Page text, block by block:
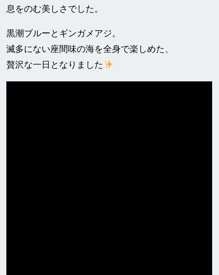
息をのむ美しさでした。
黒潮ブルーとギンガメアジ。
滅多にない座間味の海を全身で楽しめた、
贅沢な一日となりました